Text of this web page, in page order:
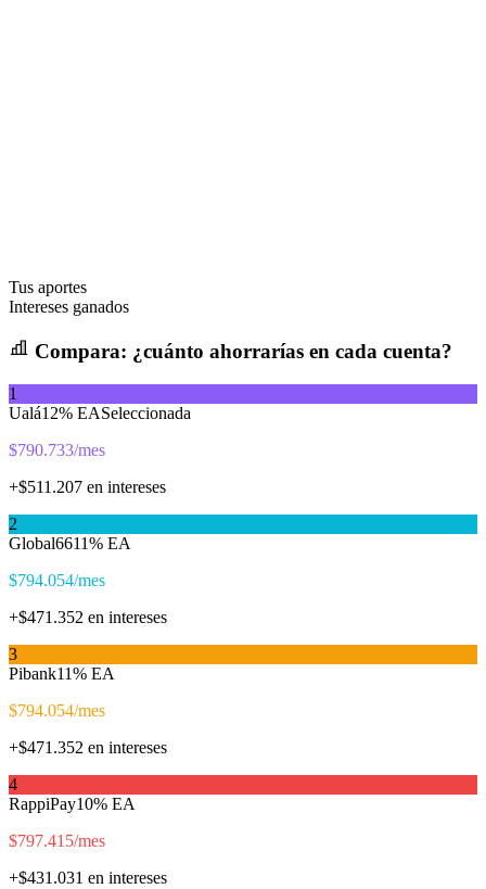
Tus aportes
Intereses ganados
Compara: ¿cuánto ahorrarías en cada cuenta?
1
Ualá12% EASeleccionada
$790.733/mes
+$511.207 en intereses
2
Global6611% EA
$794.054/mes
+$471.352 en intereses
3
Pibank11% EA
$794.054/mes
+$471.352 en intereses
4
RappiPay10% EA
$797.415/mes
+$431.031 en intereses